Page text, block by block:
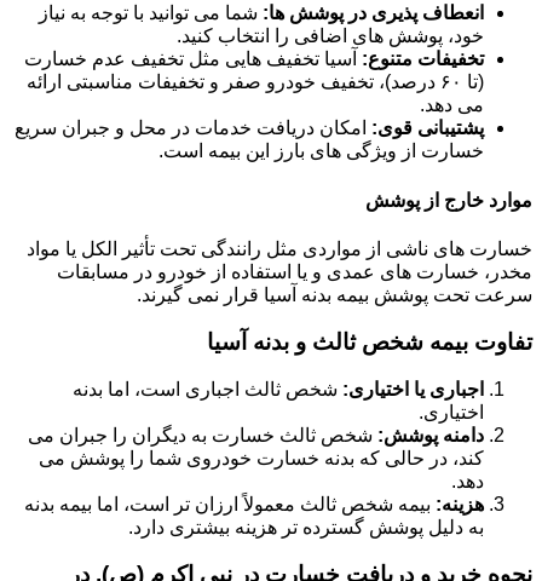
انعطاف پذیری در پوشش ها: شما می توانید با توجه به نیاز
خود، پوشش های اضافی را انتخاب کنید.
تخفیفات متنوع: آسیا تخفیف هایی مثل تخفیف عدم خسارت
(تا ۶۰ درصد)، تخفیف خودرو صفر و تخفیفات مناسبتی ارائه
می دهد.
پشتیبانی قوی: امکان دریافت خدمات در محل و جبران سریع
خسارت از ویژگی های بارز این بیمه است.
موارد خارج از پوشش
خسارت های ناشی از مواردی مثل رانندگی تحت تأثیر الکل یا مواد
مخدر، خسارت های عمدی و یا استفاده از خودرو در مسابقات
سرعت تحت پوشش بیمه بدنه آسیا قرار نمی گیرند.
تفاوت بیمه شخص ثالث و بدنه آسیا
اجباری یا اختیاری: شخص ثالث اجباری است، اما بدنه
اختیاری.
دامنه پوشش: شخص ثالث خسارت به دیگران را جبران می
کند، در حالی که بدنه خسارت خودروی شما را پوشش می
دهد.
هزینه: بیمه شخص ثالث معمولاً ارزان تر است، اما بیمه بدنه
به دلیل پوشش گسترده تر هزینه بیشتری دارد.
نحوه خرید و دریافت خسارت در نبی اکرم (ص), در